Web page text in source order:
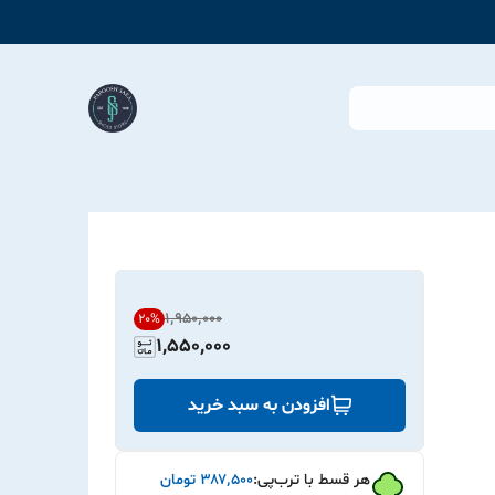
۱٬۹۵۰٬۰۰۰ 20%
1,550,000
افزودن به سبد خرید
هر قسط با ترب‌پی:۳۸۷٬۵۰۰ تومان